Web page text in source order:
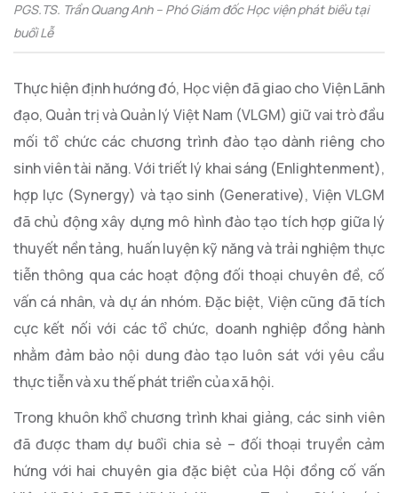
PGS.TS. Trần Quang Anh – Phó Giám đốc Học viện phát biểu tại
buổi Lễ
Thực hiện định hướng đó, Học viện đã giao cho Viện Lãnh
đạo, Quản trị và Quản lý Việt Nam (VLGM) giữ vai trò đầu
mối tổ chức các chương trình đào tạo dành riêng cho
sinh viên tài năng. Với triết lý khai sáng (Enlightenment),
hợp lực (Synergy) và tạo sinh (Generative), Viện VLGM
đã chủ động xây dựng mô hình đào tạo tích hợp giữa lý
thuyết nền tảng, huấn luyện kỹ năng và trải nghiệm thực
tiễn thông qua các hoạt động đối thoại chuyên đề, cố
vấn cá nhân, và dự án nhóm. Đặc biệt, Viện cũng đã tích
cực kết nối với các tổ chức, doanh nghiệp đồng hành
nhằm đảm bảo nội dung đào tạo luôn sát với yêu cầu
thực tiễn và xu thế phát triển của xã hội.
Trong khuôn khổ chương trình khai giảng, các sinh viên
đã được tham dự buổi chia sẻ – đối thoại truyền cảm
hứng với hai chuyên gia đặc biệt của Hội đồng cố vấn